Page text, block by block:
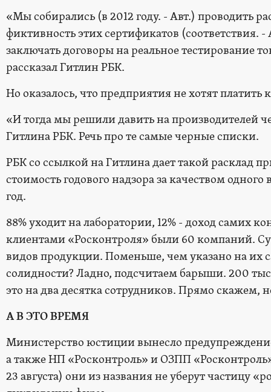
«Мы собирались (в 2012 году. - Авт.) проводить
фиктивность этих сертификатов (соответствия.
заключать договоры на реальное тестирование
рассказал Гитлин РБК.
Но оказалось, что предприятия не хотят платить
«И тогда мы решили давить на производителей
Гитлина РБК. Речь про те самые черные списки.
РБК со ссылкой на Гитлина дает такой расклад
стоимость годового надзора за качеством
год.
88% уходит на лаборатории, 12% - доход самих
клиентами «Росконтроля» были 60 компаний.
видов продукции. Поменьше, чем указано на их
солидности? Ладно, подсчитаем барыши. 200
это на два десятка сотрудников. Прямо скажем,
А В ЭТО ВРЕМЯ
Министерство юстиции вынесло
а также НП «Росконтроль» и ОЗПП
23 августа) они из названия не уберут частицу